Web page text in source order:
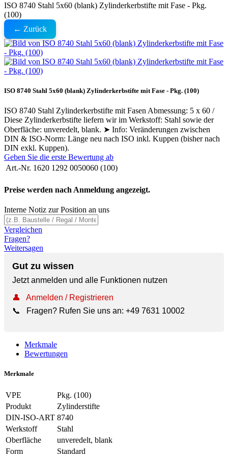
ISO 8740 Stahl 5x60 (blank) Zylinderkerbstifte mit Fase - Pkg.
(100)
← Zurück
ISO 8740 Stahl 5x60 (blank) Zylinderkerbstifte mit Fase - Pkg. (100)
ISO 8740 Stahl Zylinderkerbstifte mit Fasen Abmessung: 5 x 60 /
Diese Zylinderkerbstifte liefern wir im Werkstoff: Stahl sowie der
Oberfläche: unveredelt, blank. ➤ Info: Veränderungen zwischen
DIN & ISO-Norm: Länge neu nach ISO inkl. Kuppen (bisher nach
DIN exkl. Kuppen).
Geben Sie die erste Bewertung ab
Art.-Nr. 1620 1292 0050060 (100)
Preise werden nach Anmeldung angezeigt.
Interne Notiz zur Position an uns
Vergleichen
Fragen?
Weitersagen
Gut zu wissen
Jetzt anmelden und alle Funktionen nutzen
👤
Anmelden / Registrieren
📞
Fragen? Rufen Sie uns an: +49 7631 10002
Merkmale
Bewertungen
Merkmale
VPE
Pkg. (100)
Produkt
Zylinderstifte
DIN-ISO-ART 8740
Werkstoff
Stahl
Oberfläche
unveredelt, blank
Form
Standard